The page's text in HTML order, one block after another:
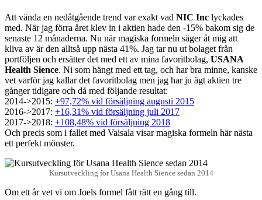
Att vända en nedåtgående trend var exakt vad NIC Inc lyckades
med. När jag förra året klev in i aktien hade den -15% bakom sig de
senaste 12 månaderna. Nu när magiska formeln säger åt mig att
kliva av är den alltså upp nästa 41%. Jag tar nu ut bolaget från
portföljen och ersätter det med ett av mina favoritbolag, USANA
Health Sience. Ni som hängt med ett tag, och har bra minne, kanske
vet varför jag kallar det favoritbolag men jag har ju ägt aktien tre
gånger tidigare och då med följande resultat:
2014->2015: +97,72% vid försäljning augusti 2015
2016->2017: +16,31% vid försäljning juli 2017
2017->2018: +108,48% vid försäljning 2018
Och precis som i fallet med Vaisala visar magiska formeln här nästa
ett perfekt mönster.
Kursutveckling för Usana Health Sience sedan 2014
Om ett år vet vi om Joels formel fått rätt en gång till.